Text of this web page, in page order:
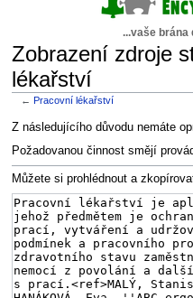
...vaše brána
Zobrazení zdroje
lékařství
← Pracovní lékařství
Skočit
na
Skočit
na
Z následujícího důvodu nemáte
Požadovanou činnost smějí
Můžete si prohlédnout a